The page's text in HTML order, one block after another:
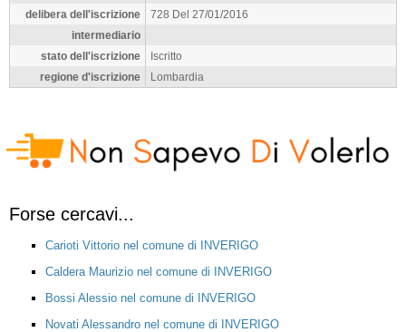
delibera dell'iscrizione
728 Del 27/01/2016
intermediario
stato dell'iscrizione
Iscritto
regione d'iscrizione
Lombardia
Forse cercavi...
Carioti Vittorio nel comune di INVERIGO
Caldera Maurizio nel comune di INVERIGO
Bossi Alessio nel comune di INVERIGO
Novati Alessandro nel comune di INVERIGO